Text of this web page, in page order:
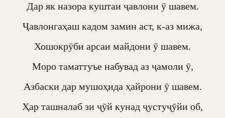
Дар як назора куштаи ҷавлони ӯ шавем.
Ҷавлонгаҳаш кадом замин аст, к-аз мижа,
Хошокрӯби арсаи майдони ӯ шавем.
Моро таматтуъе набувад аз ҷамоли ӯ,
Азбаски дар мушоҳида ҳайрони ӯ шавем.
Ҳар ташналаб зи ҷӯй кунад ҷустуҷӯйи об,